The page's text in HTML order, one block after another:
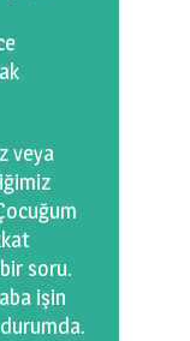
veya
soru.
işin